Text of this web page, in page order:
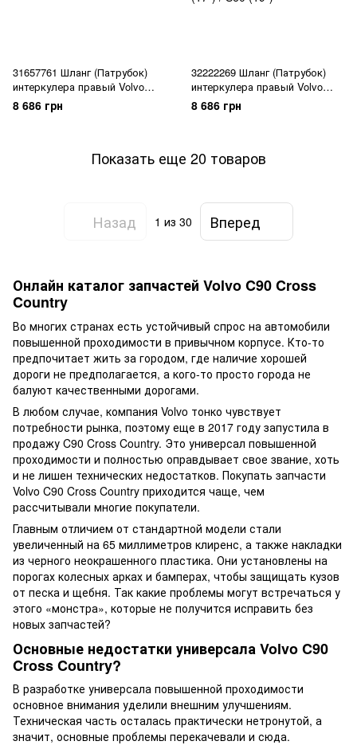
31657761 Шланг (Патрубок)
интеркулера правый Volvo
XC90 (16-) / XC60 (18-) / V90 CC
(17-) / V90 (17-) / V60 CC (19-) /
8 686 грн
32222269 Шланг (Патрубок)
интеркулера правый Volvo
XC90 (16-) / XC60 (18-) / V90 CC
(17-) / V90 (17-) / V60 CC (19-) /
8 686 грн
Показать еще 20 товаров
Назад 1 из 30 Вперед
Онлайн каталог запчастей Volvo C90 Cross
Country
Во многих странах есть устойчивый спрос на автомобили
повышенной проходимости в привычном корпусе. Кто-то
предпочитает жить за городом, где наличие хорошей
дороги не предполагается, а кого-то просто города не
балуют качественными дорогами.
В любом случае, компания Volvo тонко чувствует
потребности рынка, поэтому еще в 2017 году запустила в
продажу C90 Cross Country. Это универсал повышенной
проходимости и полностью оправдывает свое звание, хоть
и не лишен технических недостатков. Покупать запчасти
Volvo C90 Cross Country приходится чаще, чем
рассчитывали многие покупатели.
Главным отличием от стандартной модели стали
увеличенный на 65 миллиметров клиренс, а также накладки
из черного неокрашенного пластика. Они установлены на
порогах колесных арках и бамперах, чтобы защищать кузов
от песка и щебня. Так какие проблемы могут встречаться у
этого «монстра», которые не получится исправить без
новых запчастей?
Основные недостатки универсала Volvo C90
Cross Country?
В разработке универсала повышенной проходимости
основное внимания уделили внешним улучшениям.
Техническая часть осталась практически нетронутой, а
значит, основные проблемы перекачевали и сюда.